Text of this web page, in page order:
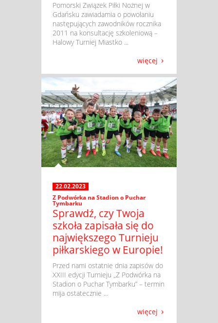
​ Pomorski Związek Piłki Nożnej w
Gdańsku zawiadamia o powołaniu
następujących zawodników rocznika
2011 na konsultację szkoleniową –
Halowy Turniej Miastko ...
więcej
22.02.2023
Z Podwórka na Stadion o Puchar
Tymbarku
Sprawdź, czy Twoja
szkoła zapisała się do
największego Turnieju
piłkarskiego w Europie!
​ Przed nami ostatnie dnia zapisów do
XXIII edycji Turnieju „Z Podwórka na
Stadion o Puchar Tymbarku” – termin
mija ostatecznie ...
więcej